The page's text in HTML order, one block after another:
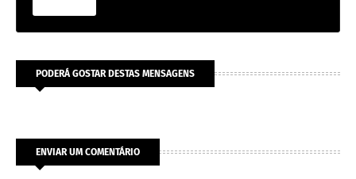
PODERÁ GOSTAR DESTAS MENSAGENS
ENVIAR UM COMENTÁRIO